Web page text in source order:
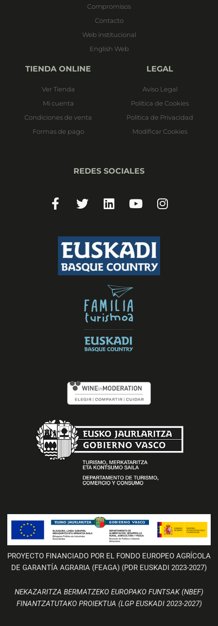
Compromisos
Contacto
Web institucional
English Web
TIENDA ONLINE
Ver Tienda
Mi cuenta
Condiciones de venta
Formas de pago
LEGAL
Aviso Legal
Política de Cookies
Política de Privacidad
Modificar Cookies
REDES SOCIALES
f
PROYECTO FINANCIADO POR EL FONDO EUROPEO AGRÍCOLA
DE GARANTÍA AGRARIA (FEAGA) (PDR EUSKADI 2023-2027)
NEKAZARITZA BERMATZEKO EUROPAKO FUNTSAK (NBEF)
FINANTZATUTAKO PROIEKTUA (LGP EUSKADI 2023-2027)